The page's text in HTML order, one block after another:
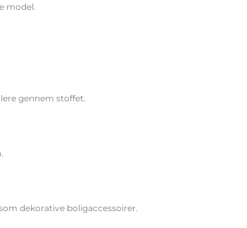
model.
gennem stoffet.
dekorative boligaccessoirer.